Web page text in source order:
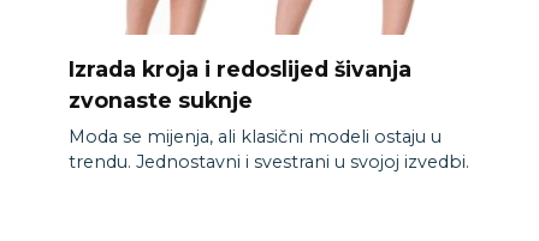
Izrada kroja i redoslijed šivanja
zvonaste suknje
Moda se mijenja, ali klasični modeli ostaju u
trendu. Jednostavni i svestrani u svojoj izvedbi.